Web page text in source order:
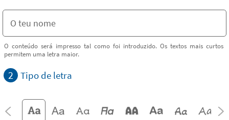
O conteúdo será impresso tal como foi introduzido. Os textos mais curtos
permitem uma letra maior.
2 Tipo de letra